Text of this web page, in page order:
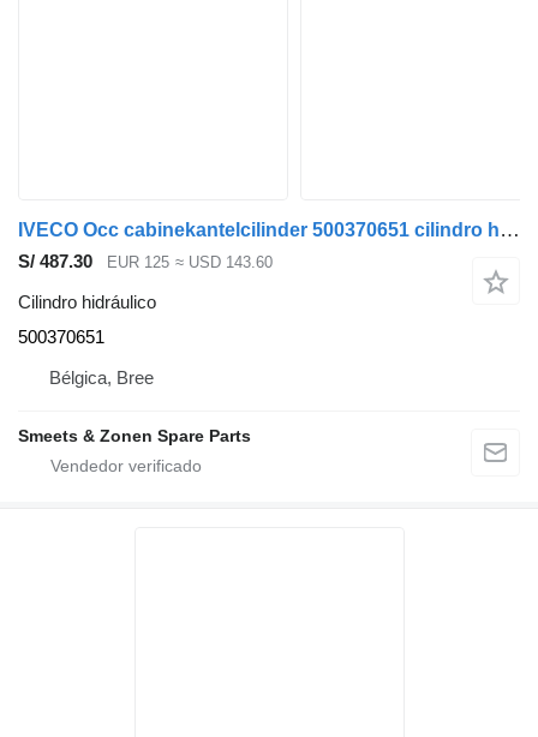
IVECO Occ cabinekantelcilinder 500370651 cilindro hidráulico para camión
S/ 487.30 EUR 125 ≈ USD 143.60
Cilindro hidráulico
500370651
Bélgica, Bree
Smeets & Zonen Spare Parts